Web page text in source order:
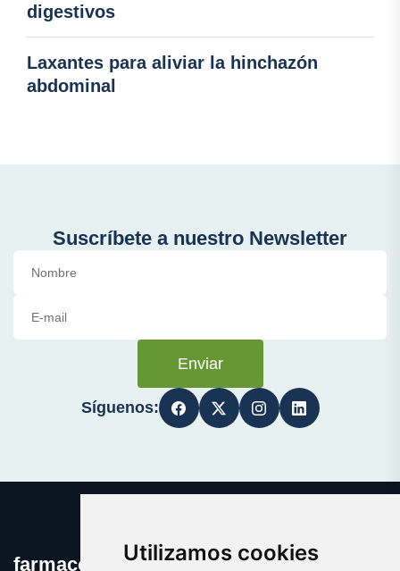
Utilizamos cookies
digestivos
Laxantes para aliviar la hinchazón
abdominal
Suscríbete a nuestro Newsletter
Enviar
Síguenos:
farmaco.es